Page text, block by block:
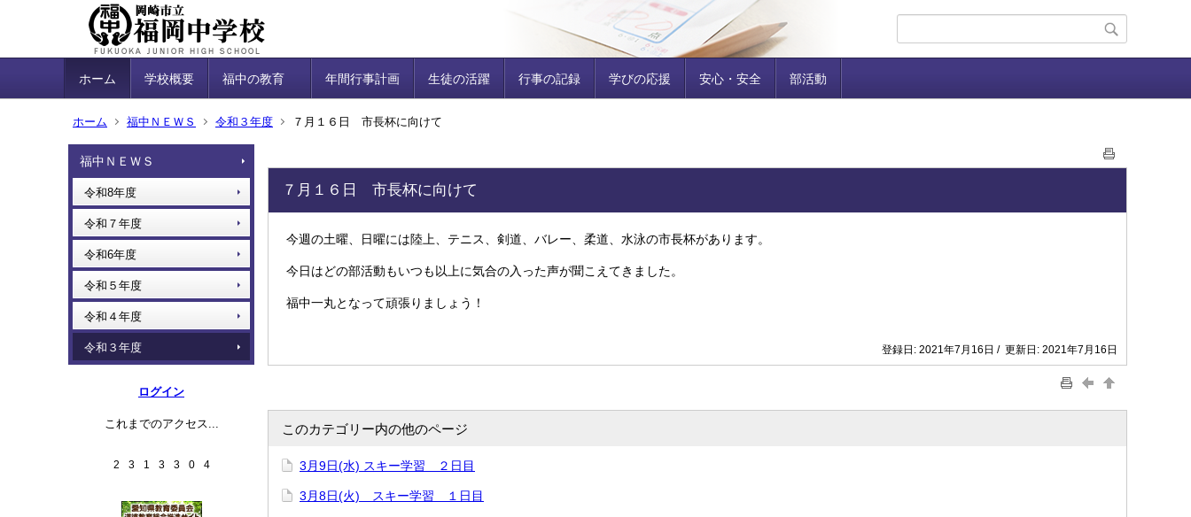
ホーム 学校概要 福中の教育 年間行事計画 生徒の活躍 行事の記録 学びの応援 安心・安全 部活動
ホーム 福中ＮＥＷＳ 令和３年度 ７月１６日 市長杯に向けて
福中ＮＥＷＳ
令和8年度
令和７年度
令和6年度
令和５年度
令和４年度
令和３年度
ログイン
これまでのアクセス...
2 3 1 3 3 0 4
７月１６日 市長杯に向けて
今週の土曜、日曜には陸上、テニス、剣道、バレー、柔道、水泳の市長杯があります。
今日はどの部活動もいつも以上に気合の入った声が聞こえてきました。
福中一丸となって頑張りましょう！
登録日: 2021年7月16日 / 更新日: 2021年7月16日
このカテゴリー内の他のページ
3月9日(水) スキー学習 ２日目
3月8日(火) スキー学習 １日目